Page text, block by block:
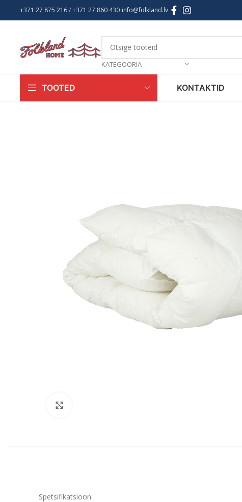
+371 27 875 216/ +371 27 860 430 info@folkland.lv
KATEGOORIA
TOOTED KONTAKTID
Spetsifikatsioon: